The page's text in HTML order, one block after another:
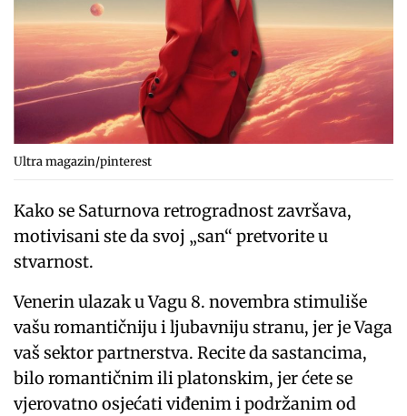
Ultra magazin/pinterest
Kako se Saturnova retrogradnost završava,
motivisani ste da svoj „san“ pretvorite u
stvarnost.
Venerin ulazak u Vagu 8. novembra stimuliše
vašu romantičniju i ljubavniju stranu, jer je Vaga
vaš sektor partnerstva. Recite da sastancima,
bilo romantičnim ili platonskim, jer ćete se
vjerovatno osjećati viđenim i podržanim od